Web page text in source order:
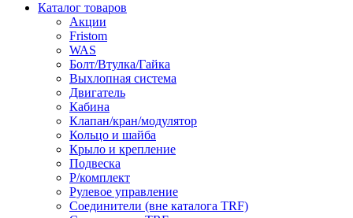
Каталог товаров
Акции
Fristom
WAS
Болт/Втулка/Гайка
Выхлопная система
Двигатель
Кабина
Клапан/кран/модулятор
Кольцо и шайба
Крыло и крепление
Подвеска
Р/комплект
Рулевое управление
Соединители (вне каталога TRF)